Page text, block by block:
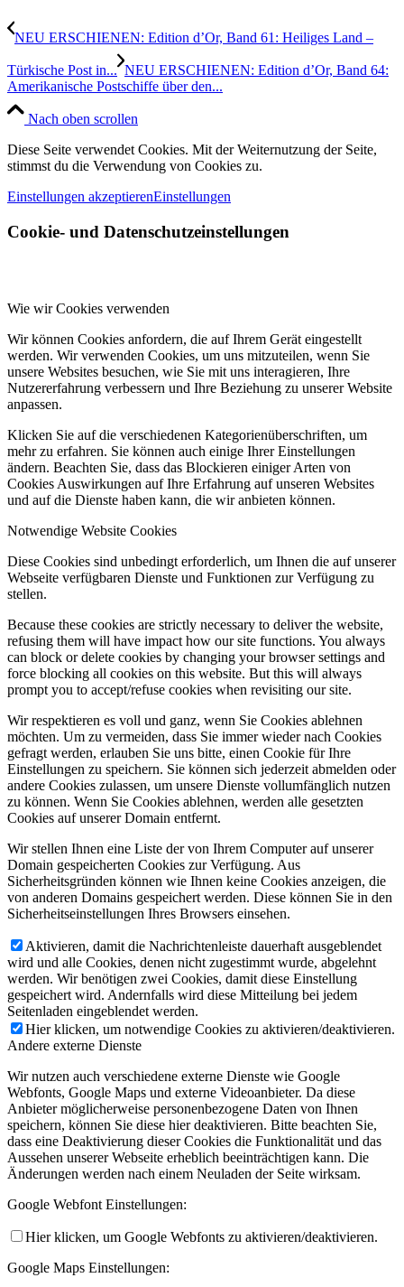
NEU ERSCHIENEN: Edition d’Or, Band 61: Heiliges Land –
Türkische Post in... NEU ERSCHIENEN: Edition d’Or, Band 64:
Amerikanische Postschiffe über den...
Nach oben scrollen
Diese Seite verwendet Cookies. Mit der Weiternutzung der Seite,
stimmst du die Verwendung von Cookies zu.
Einstellungen akzeptierenEinstellungen
Cookie- und Datenschutzeinstellungen
Wie wir Cookies verwenden
Wir können Cookies anfordern, die auf Ihrem Gerät eingestellt
werden. Wir verwenden Cookies, um uns mitzuteilen, wenn Sie
unsere Websites besuchen, wie Sie mit uns interagieren, Ihre
Nutzererfahrung verbessern und Ihre Beziehung zu unserer Website
anpassen.
Klicken Sie auf die verschiedenen Kategorienüberschriften, um
mehr zu erfahren. Sie können auch einige Ihrer Einstellungen
ändern. Beachten Sie, dass das Blockieren einiger Arten von
Cookies Auswirkungen auf Ihre Erfahrung auf unseren Websites
und auf die Dienste haben kann, die wir anbieten können.
Notwendige Website Cookies
Diese Cookies sind unbedingt erforderlich, um Ihnen die auf unserer
Webseite verfügbaren Dienste und Funktionen zur Verfügung zu
stellen.
Because these cookies are strictly necessary to deliver the website,
refusing them will have impact how our site functions. You always
can block or delete cookies by changing your browser settings and
force blocking all cookies on this website. But this will always
prompt you to accept/refuse cookies when revisiting our site.
Wir respektieren es voll und ganz, wenn Sie Cookies ablehnen
möchten. Um zu vermeiden, dass Sie immer wieder nach Cookies
gefragt werden, erlauben Sie uns bitte, einen Cookie für Ihre
Einstellungen zu speichern. Sie können sich jederzeit abmelden oder
andere Cookies zulassen, um unsere Dienste vollumfänglich nutzen
zu können. Wenn Sie Cookies ablehnen, werden alle gesetzten
Cookies auf unserer Domain entfernt.
Wir stellen Ihnen eine Liste der von Ihrem Computer auf unserer
Domain gespeicherten Cookies zur Verfügung. Aus
Sicherheitsgründen können wie Ihnen keine Cookies anzeigen, die
von anderen Domains gespeichert werden. Diese können Sie in den
Sicherheitseinstellungen Ihres Browsers einsehen.
Aktivieren, damit die Nachrichtenleiste dauerhaft ausgeblendet
wird und alle Cookies, denen nicht zugestimmt wurde, abgelehnt
werden. Wir benötigen zwei Cookies, damit diese Einstellung
gespeichert wird. Andernfalls wird diese Mitteilung bei jedem
Seitenladen eingeblendet werden.
Hier klicken, um notwendige Cookies zu aktivieren/deaktivieren.
Andere externe Dienste
Wir nutzen auch verschiedene externe Dienste wie Google
Webfonts, Google Maps und externe Videoanbieter. Da diese
Anbieter möglicherweise personenbezogene Daten von Ihnen
speichern, können Sie diese hier deaktivieren. Bitte beachten Sie,
dass eine Deaktivierung dieser Cookies die Funktionalität und das
Aussehen unserer Webseite erheblich beeinträchtigen kann. Die
Änderungen werden nach einem Neuladen der Seite wirksam.
Google Webfont Einstellungen:
Hier klicken, um Google Webfonts zu aktivieren/deaktivieren.
Google Maps Einstellungen: